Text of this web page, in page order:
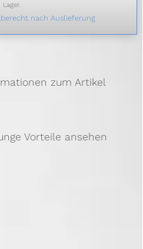
Lager.
nach Auslieferung
zum Artikel
Vorteile ansehen